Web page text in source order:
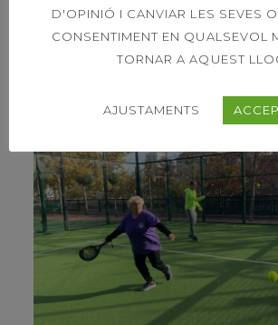
D'OPINIÓ I CANVIAR LES SEVES
CONSENTIMENT EN QUALSEVOL
TORNAR A AQUEST
AJUSTAMENTS